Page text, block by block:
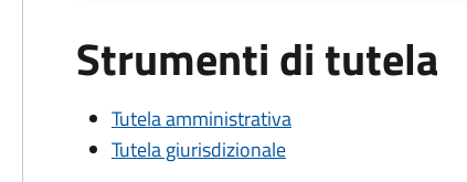
Strumenti di tutela
Tutela amministrativa
Tutela giurisdizionale